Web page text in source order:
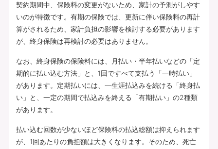
契約期間中、保険料の変更がないため、家計の予測がしやす
いのが特徴です。有期の保険では、更新に伴い保険料の再計
算がされるため、家計負担の影響を検討する必要があります
が、終身保険は再検討の必要はありません。
なお、終身保険の保険料には、月払い・半年払いなどの「定
期的に払い込む方法」と、1回ですべて支払う「一時払い」
があります。定期払いには、一生涯払込みを続ける「終身払
い」と、一定の期間で払込みを終える「有期払い」の2種類
があります。
払い込む回数が少ないほど保険料の払込総額は抑えられます
が、1回あたりの負担額は大きくなります。そのため、死亡